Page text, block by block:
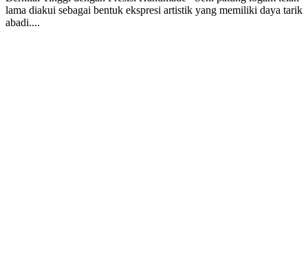
lama diakui sebagai bentuk ekspresi artistik yang memiliki daya tarik
abadi....